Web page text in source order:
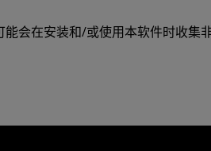
会在安装和/或使用本软件时收集